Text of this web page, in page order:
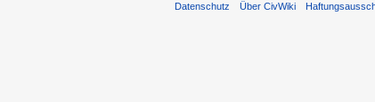
Datenschutz Über CivWiki